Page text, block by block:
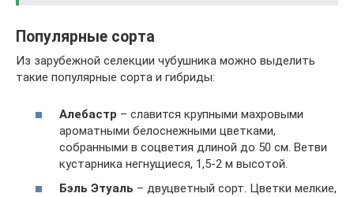
Популярные сорта
Из зарубежной селекции чубушника можно выделить
такие популярные сорта и гибриды:
Алебастр – славится крупными махровыми
ароматными белоснежными цветками,
собранными в соцветия длиной до 50 см. Ветви
кустарника негнущиеся, 1,5-2 м высотой.
Бэль Этуаль – двуцветный сорт. Цветки мелкие,